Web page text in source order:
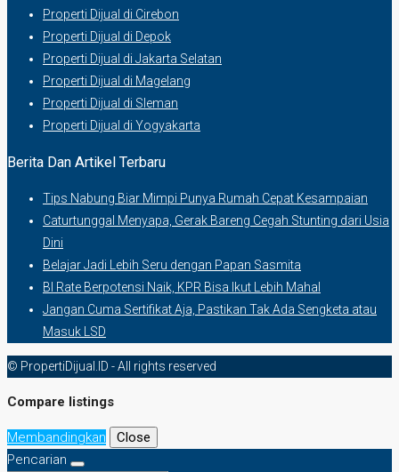
Properti Dijual di Cirebon
Properti Dijual di Depok
Properti Dijual di Jakarta Selatan
Properti Dijual di Magelang
Properti Dijual di Sleman
Properti Dijual di Yogyakarta
Berita Dan Artikel Terbaru
Tips Nabung Biar Mimpi Punya Rumah Cepat Kesampaian
Caturtunggal Menyapa, Gerak Bareng Cegah Stunting dari Usia
Dini
Belajar Jadi Lebih Seru dengan Papan Sasmita
BI Rate Berpotensi Naik, KPR Bisa Ikut Lebih Mahal
Jangan Cuma Sertifikat Aja, Pastikan Tak Ada Sengketa atau
Masuk LSD
© PropertiDijual.ID - All rights reserved
Compare listings
Membandingkan
Close
Pencarian